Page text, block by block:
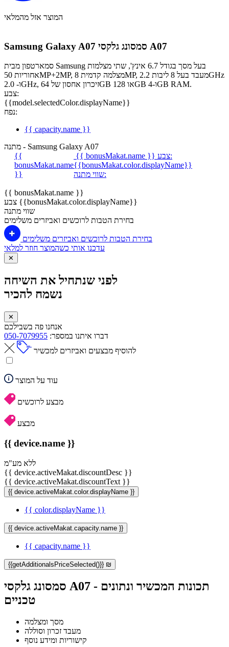
המוצר אזל מהמלאי
Samsung Galaxy A07 סמסונג גלקסי A07
סמארטפון מבית Samsung בעל מסך בגודל 6.7 אינץ', שתי מצלמות
אחוריות 50MP+2MP, מצלמה קדמית 8MP, מעבד בעל 8 ליבות 2.2GHz
ו- 2.0GHz, זיכרון אחסון של 64GB או 128GB ו-4GB RAM.
צבע:
{{model.selectedColor.displayName}}
נפח:
{{ capacity.name }}
מתנה - Samsung Galaxy A07
{{
bonusMakat.name
}}
{{ bonusMakat.name }}
צבע:
{{bonusMakat.color.displayName}}
שווי מתנה:
{{ bonusMakat.name }}
צבע {{bonusMakat.color.displayName}}
שווי מתנה
בחירת הטבות לרוכשים ואביזרים משלימים
בחירת הטבות לרוכשים ואביזרים משלימים
עדכנו אותי כשהמוצר חוזר למלאי
✕
לפני שנתחיל את השיחה
נשמח להכיר
✕
אנחנו פה בשבילכם
דברו איתנו במספר: 050-7079955
להוסיף מבצעים ואביזרים למכשיר
עוד על המוצר
מבצע לרוכשים
מבצע
{{ device.name }}
ללא מע"מ
{{ device.activeMakat.discountDesc }}
{{ device.activeMakat.discountText }}
{{ device.activeMakat.color.displayName }}
{{ color.displayName }}
{{ device.activeMakat.capacity.name }}
{{ capacity.name }}
{{getAdditionalsPriceSelected()}} ₪
סמסונג גלקסי A07 - תכונות המכשיר ונתונים
טכניים
מסך ומצלמה
מעבד זכרון וסוללה
קישוריות ומידע נוסף